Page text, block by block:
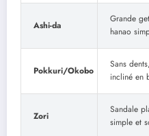
Ashi-da
Grande
hanao
Pokkuri/Okobo
Sans
incliné en
Zori
Sandale
simple et